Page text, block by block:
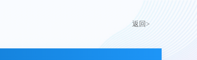
返回>